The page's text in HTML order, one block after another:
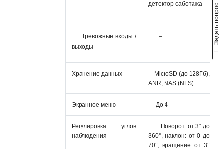
детектор саботажа
Тревожные входы /
выходы
–
Хранение данных
MicroSD (до 128Гб),
ANR, NAS (NFS)
Экранное меню До 4
Регулировка углов
наблюдения
Поворот: от 3° до
360°, наклон: от 0 до
70°, вращение: от 3°
Задать вопрос